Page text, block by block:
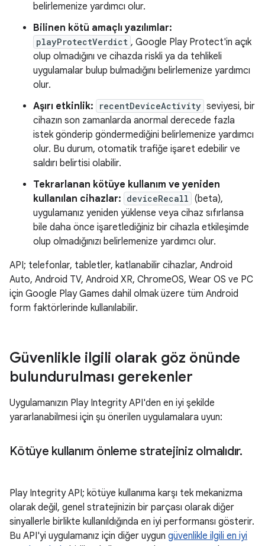
belirlemenize yardımcı olur.
Bilinen kötü amaçlı yazılımlar:
playProtectVerdict , Google Play Protect'in açık
olup olmadığını ve cihazda riskli ya da tehlikeli
uygulamalar bulup bulmadığını belirlemenize yardımcı
olur.
Aşırı etkinlik:
recentDeviceActivity seviyesi, bir
cihazın son zamanlarda anormal derecede fazla
istek gönderip göndermediğini belirlemenize yardımcı
olur. Bu durum, otomatik trafiğe işaret edebilir ve
saldırı belirtisi olabilir.
Tekrarlanan kötüye kullanım ve yeniden
kullanılan cihazlar: deviceRecall (beta),
uygulamanız yeniden yüklense veya cihaz sıfırlansa
bile daha önce işaretlediğiniz bir cihazla etkileşimde
olup olmadığınızı belirlemenize yardımcı olur.
API; telefonlar, tabletler, katlanabilir cihazlar, Android
Auto, Android TV, Android XR, ChromeOS, Wear OS ve PC
için Google Play Games dahil olmak üzere tüm Android
form faktörlerinde kullanılabilir.
Güvenlikle ilgili olarak göz önünde
bulundurulması gerekenler
Uygulamanızın Play Integrity API'den en iyi şekilde
yararlanabilmesi için şu önerilen uygulamalara uyun:
Kötüye kullanım önleme stratejiniz olmalıdır.
Play Integrity API; kötüye kullanıma karşı tek mekanizma
olarak değil, genel stratejinizin bir parçası olarak diğer
sinyallerle birlikte kullanıldığında en iyi performansı gösterir.
Bu API'yi uygulamanız için diğer uygun güvenlikle ilgili en iyi